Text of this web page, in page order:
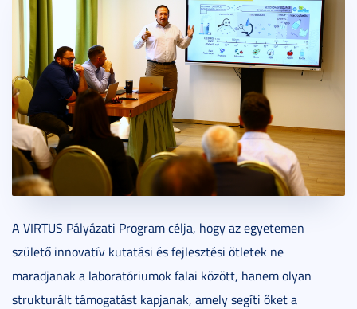
A VIRTUS Pályázati Program célja, hogy az egyetemen
születő innovatív kutatási és fejlesztési ötletek ne
maradjanak a laboratóriumok falai között, hanem olyan
strukturált támogatást kapjanak, amely segíti őket a